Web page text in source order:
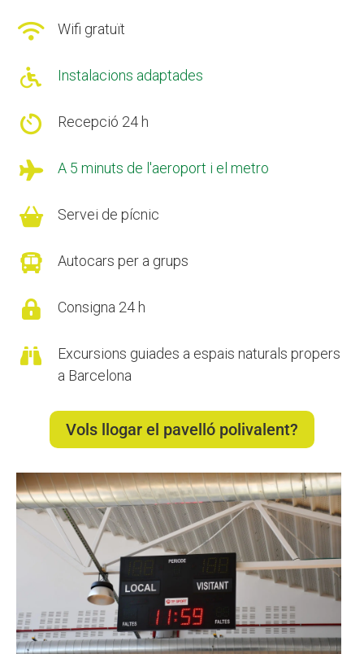
 Wifi gratuït
 Instalacions adaptades
 Recepció 24 h
 A 5 minuts de l'aeroport i el metro
 Servei de pícnic
 Autocars per a grups
 Consigna 24 h

Excursions guiades a espais naturals propers
a Barcelona
Vols llogar el pavelló polivalent?